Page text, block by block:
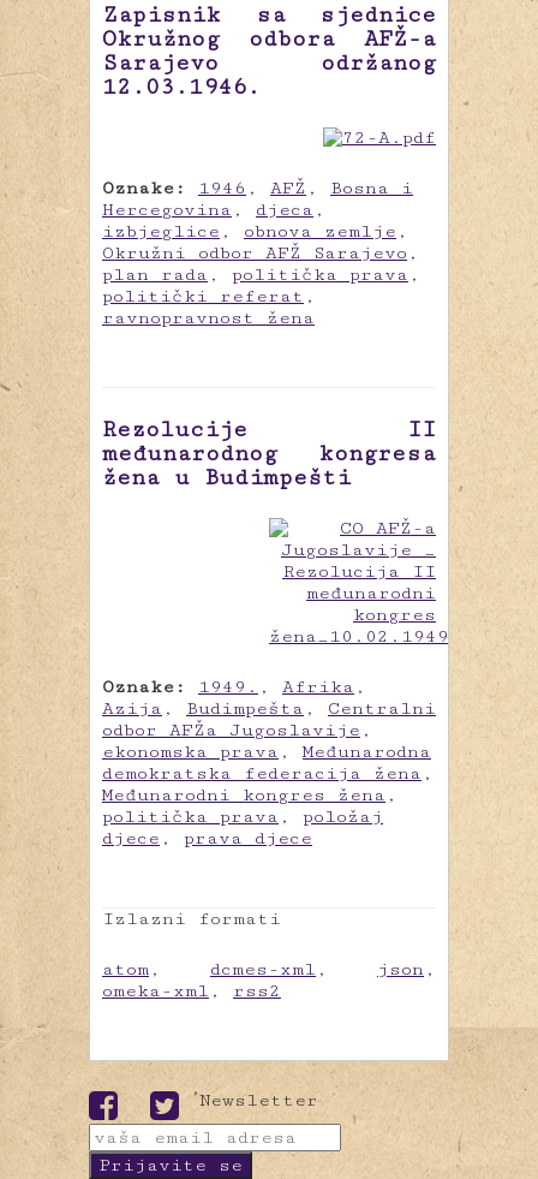
Zapisnik sa sjednice
Okružnog odbora AFŽ-a
Sarajevo održanog
12.03.1946.
Oznake: 1946 , AFŽ , Bosna i
Hercegovina , djeca ,
izbjeglice , obnova zemlje ,
Okružni odbor AFŽ Sarajevo ,
plan rada , politička prava ,
politički referat ,
ravnopravnost žena
Rezolucije II
međunarodnog kongresa
žena u Budimpešti
Oznake: 1949. , Afrika ,
Azija , Budimpešta , Centralni
odbor AFŽa Jugoslavije ,
ekonomska prava ,Međunarodna
demokratska federacija žena ,
Međunarodni kongres žena ,
politička prava , položaj
djece , prava djece
Izlazni formati
atom , dcmes-xml , json ,
omeka-xml , rss2
Newsletter